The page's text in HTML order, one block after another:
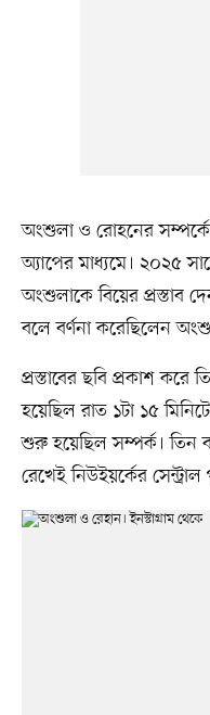
অংশুলা ও রোহনের
অ্যাপের মাধ্যমে। ২০২৫
অংশুলাকে বিয়ের প্রস্তাব
বলে বর্ণনা করেছিলেন
প্রস্তাবের ছবি প্রকাশ করে
হয়েছিল রাত ১টা ১৫
শুরু হয়েছিল সম্পর্ক। তিন
রেখেই নিউইয়র্কের